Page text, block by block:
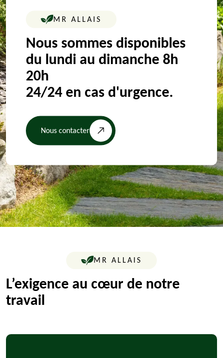
MR ALLAIS
Nous sommes disponibles
du lundi au dimanche 8h
20h
24/24 en cas d'urgence.
Nous contacter
MR ALLAIS
L’exigence au cœur de notre
travail